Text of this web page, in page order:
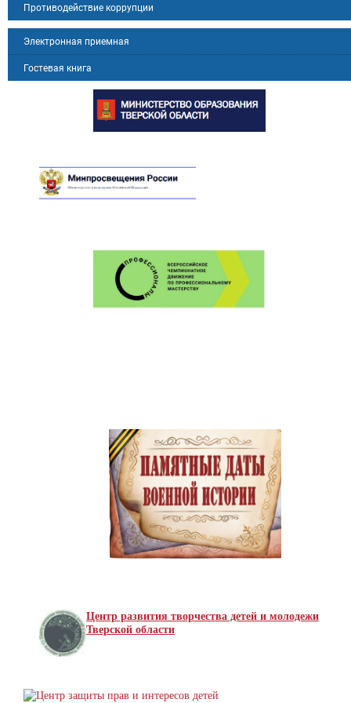
Противодействие коррупции
Электронная приемная
Гостевая книга
Центр развития творчества детей и молодежи
Тверской области